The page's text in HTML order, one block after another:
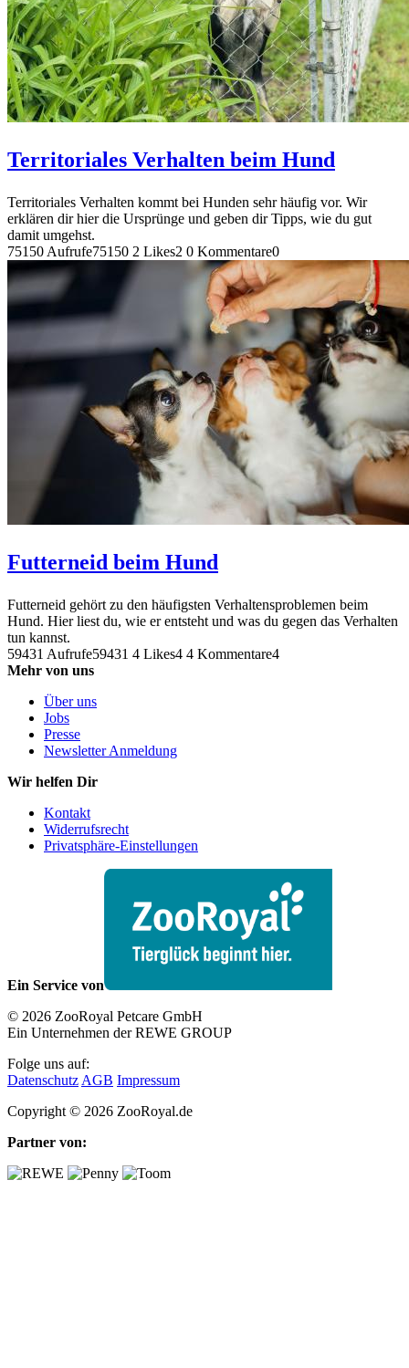
Territoriales Verhalten beim Hund
Territoriales Verhalten kommt bei Hunden sehr häufig vor. Wir
erklären dir hier die Ursprünge und geben dir Tipps, wie du gut
damit umgehst.
75150 Aufrufe75150 2 Likes2 0 Kommentare0
Futterneid beim Hund
Futterneid gehört zu den häufigsten Verhaltensproblemen beim
Hund. Hier liest du, wie er entsteht und was du gegen das Verhalten
tun kannst.
59431 Aufrufe59431 4 Likes4 4 Kommentare4
Mehr von uns
Über uns
Jobs
Presse
Newsletter Anmeldung
Wir helfen Dir
Kontakt
Widerrufsrecht
Privatsphäre-Einstellungen
Ein Service von
© 2026 ZooRoyal Petcare GmbH
Ein Unternehmen der REWE GROUP
Folge uns auf:
Datenschutz AGB Impressum
Copyright © 2026 ZooRoyal.de
Partner von: